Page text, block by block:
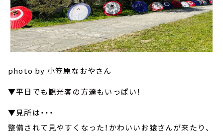
photo by 小笠原なおやさん
▼平日でも観光客の方達もいっぱい！
▼見所は・・・
整備されて見やすくなった！かわいいお猿さんが来たり、